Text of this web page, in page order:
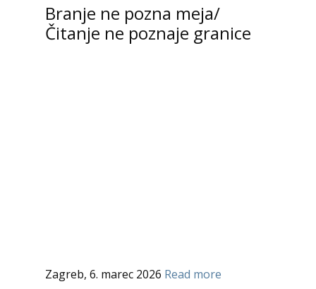
Branje ne pozna meja/
Čitanje ne poznaje granice
Zagreb, 6. marec 2026 Read more